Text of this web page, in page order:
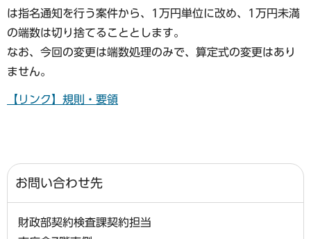
は指名通知を行う案件から、1万円単位に改め、1万円未満
の端数は切り捨てることとします。
なお、今回の変更は端数処理のみで、算定式の変更はあり
ません。
【リンク】規則・要領
お問い合わせ先
財政部契約検査課契約担当